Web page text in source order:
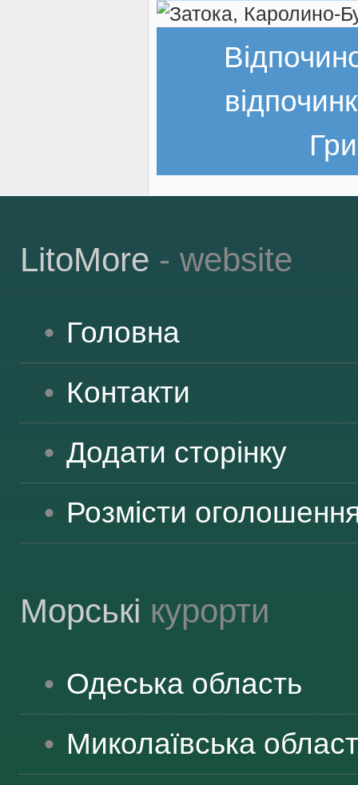
LitoMore - website
Головна
Контакти
Додати сторінку
Розмісти
Морські курорти
Одеська область
Миколаївська